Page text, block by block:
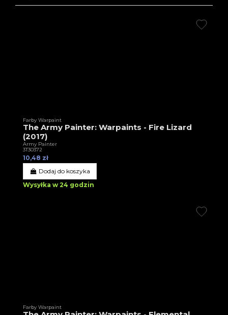
Farby Warpaint
The Army Painter: Warpaints - Fire Lizard
(2017)
Army Painter
3T30372
10,48 zł
Dodaj do koszyka
Wysyłka w 24 godzin
Farby Warpaint